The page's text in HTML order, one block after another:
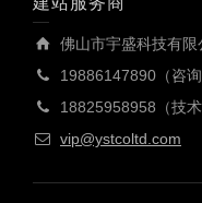
佛山市宇盛科技有限
19886147890（咨询
18825958958（技术
vip@ystcoltd.com